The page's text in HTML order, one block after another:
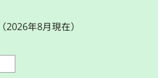
（2026年8月現在）